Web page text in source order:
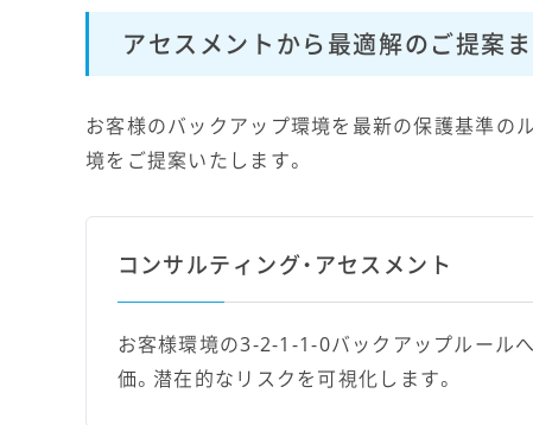
アセスメントから最適解のご提案
お客様のバックアップ環境を最新の保護基準の
境をご提案いたします。
コンサルティング・アセスメント
お客様環境の3-2-1-1-0バックアップルール
価。潜在的なリスクを可視化します。